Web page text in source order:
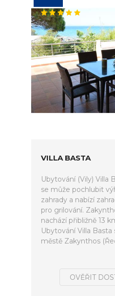
VILLA BASTA
Ubytování (Vily) Villa
se může pochlubit
zahrady a nabízí
pro grilování.
nachází přibližně 13
Ubytování Villa Basta
městě Zakynthos
OVĚŘIT